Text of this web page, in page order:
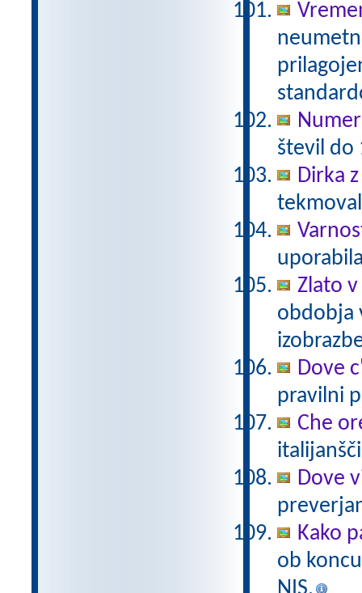
števil do
Dirka
Zlato
obdobja
Dove
pravilni
Che
Dove
Kako
ob